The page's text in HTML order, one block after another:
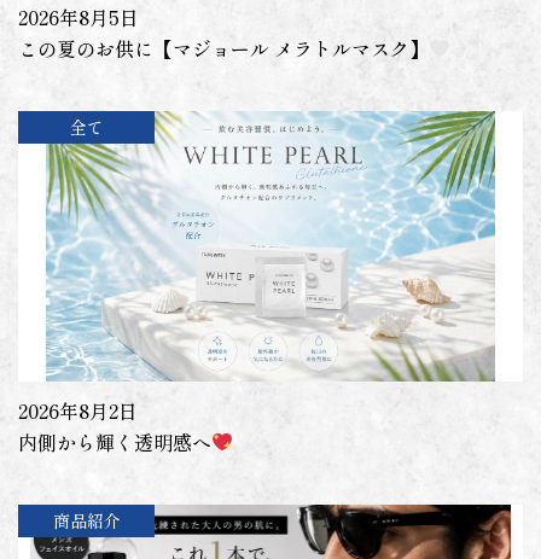
2026年8月5日
この夏のお供に【マジョール メラトルマスク】
全て
2026年8月2日
内側から輝く透明感へ
商品紹介